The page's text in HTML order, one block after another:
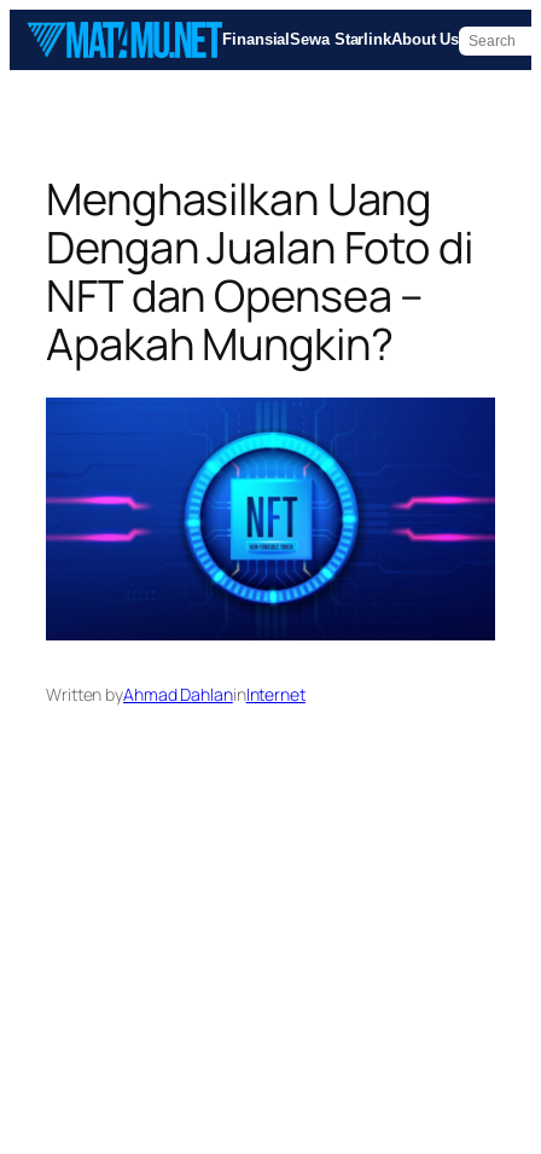
Skip
content
FinansialSewa StarlinkAbout Us
Menghasilkan Uang
Dengan Jualan Foto di
NFT dan Opensea –
Apakah Mungkin?
Written byAhmad DahlaninInternet